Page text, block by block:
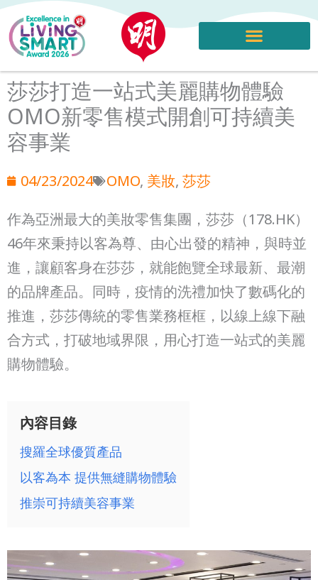
Skip
to
content
莎莎打造一站式美麗購物體驗
OMO新零售模式開創可持續美
容事業
04/23/2024 OMO, 美妝, 莎莎
作為亞洲最大的美妝零售集團，莎莎（178.HK）
46年來秉持以客為尊、由心出發的精神，與時並
進，讓顧客身在莎莎，就能飽覽全球最新、最潮
的品牌產品。同時，疫情的洗禮加快了數碼化的
推進，莎莎傳統的零售業務框框，以線上線下融
合方式，打破地域界限，用心打造一站式的美麗
購物體驗。
內容目錄
搜羅全球優質產品
以客為本 提供無縫購物體驗
推崇可持續美容事業